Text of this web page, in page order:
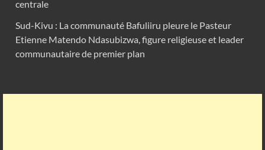
centrale
Sud-Kivu : La communauté Bafuliiru pleure le Pasteur
Etienne Matendo Ndasubizwa, figure religieuse et leader
communautaire de premier plan